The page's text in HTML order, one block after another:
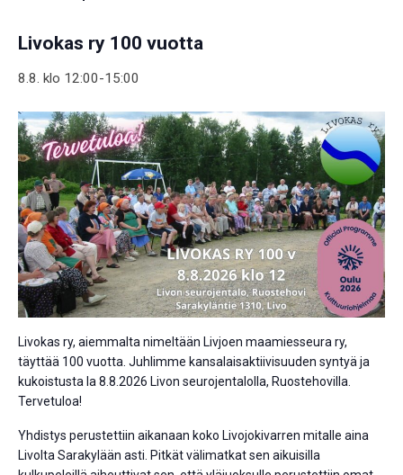
Livokas ry 100 vuotta
8.8. klo 12:00-15:00
Livokas ry, aiemmalta nimeltään Livjoen maamiesseura ry,
täyttää 100 vuotta. Juhlimme kansalaisaktiivisuuden syntyä ja
kukoistusta la 8.8.2026 Livon seurojentalolla, Ruostehovilla.
Tervetuloa!
Yhdistys perustettiin aikanaan koko Livojokivarren mitalle aina
Livolta Sarakylään asti. Pitkät välimatkat sen aikuisilla